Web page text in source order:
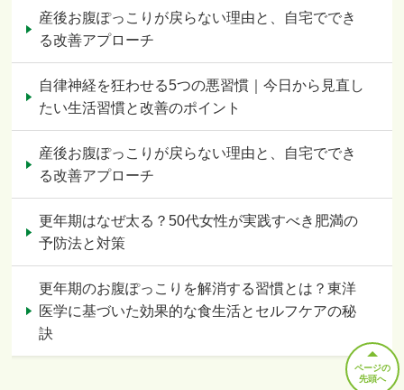
産後お腹ぽっこりが戻らない理由と、自宅ででき
る改善アプローチ
自律神経を狂わせる5つの悪習慣｜今日から見直し
たい生活習慣と改善のポイント
産後お腹ぽっこりが戻らない理由と、自宅ででき
る改善アプローチ
更年期はなぜ太る？50代女性が実践すべき肥満の
予防法と対策
更年期のお腹ぽっこりを解消する習慣とは？東洋
医学に基づいた効果的な食生活とセルフケアの秘
訣
ページの
先頭へ